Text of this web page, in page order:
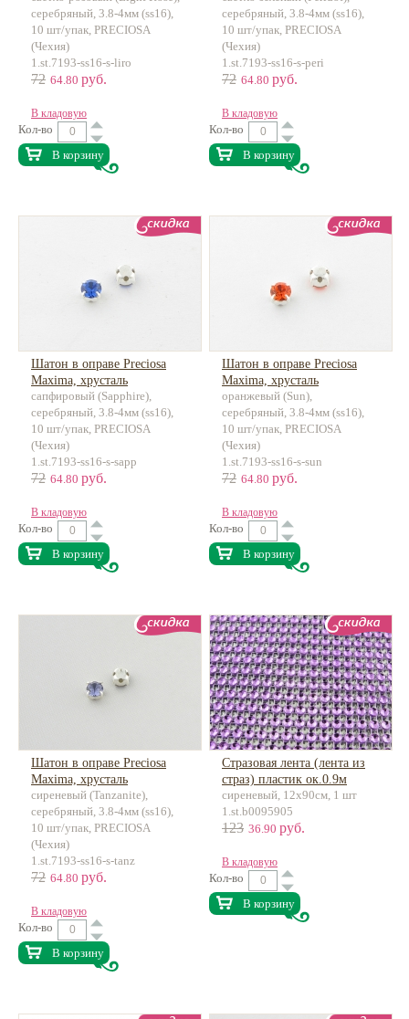
серебряный, 3.8-4мм (ss16),
10 шт/упак, PRECIOSA
(Чехия)
1.st.7193-ss16-s-liro
72 64.80 руб.
В кладовую
Кол-во
В корзину
серебряный, 3.8-4мм (ss16),
10 шт/упак, PRECIOSA
(Чехия)
1.st.7193-ss16-s-peri
72 64.80 руб.
В кладовую
Кол-во
В корзину
Шатон в оправе Preciosa
Maxima, хрусталь
сапфировый (Sapphire),
серебряный, 3.8-4мм (ss16),
10 шт/упак, PRECIOSA
(Чехия)
1.st.7193-ss16-s-sapp
72 64.80 руб.
В кладовую
Кол-во
В корзину
Шатон в оправе Preciosa
Maxima, хрусталь
оранжевый (Sun),
серебряный, 3.8-4мм (ss16),
10 шт/упак, PRECIOSA
(Чехия)
1.st.7193-ss16-s-sun
72 64.80 руб.
В кладовую
Кол-во
В корзину
Шатон в оправе Preciosa
Maxima, хрусталь
сиреневый (Tanzanite),
серебряный, 3.8-4мм (ss16),
10 шт/упак, PRECIOSA
(Чехия)
1.st.7193-ss16-s-tanz
72 64.80 руб.
В кладовую
Кол-во
В корзину
Стразовая лента (лента из
страз) пластик ок.0.9м
сиреневый, 12х90см, 1 шт
1.st.b0095905
123 36.90 руб.
В кладовую
Кол-во
В корзину